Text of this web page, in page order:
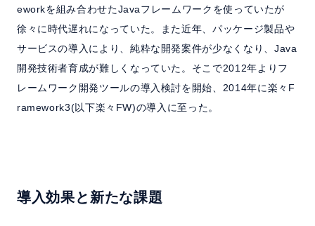
eworkを組み合わせたJavaフレームワークを使っていたが
徐々に時代遅れになっていた。また近年、パッケージ製品や
サービスの導入により、純粋な開発案件が少なくなり、Java
開発技術者育成が難しくなっていた。そこで2012年よりフ
レームワーク開発ツールの導入検討を開始、2014年に楽々F
ramework3(以下楽々FW)の導入に至った。
導入効果と新たな課題